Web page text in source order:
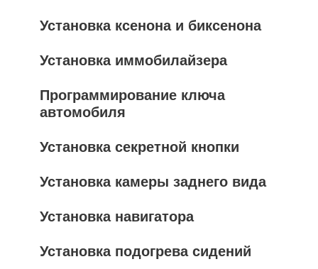
Установка ксенона и биксенона
Установка иммобилайзера
Программирование ключа
автомобиля
Установка секретной кнопки
Установка камеры заднего вида
Установка навигатора
Установка подогрева сидений